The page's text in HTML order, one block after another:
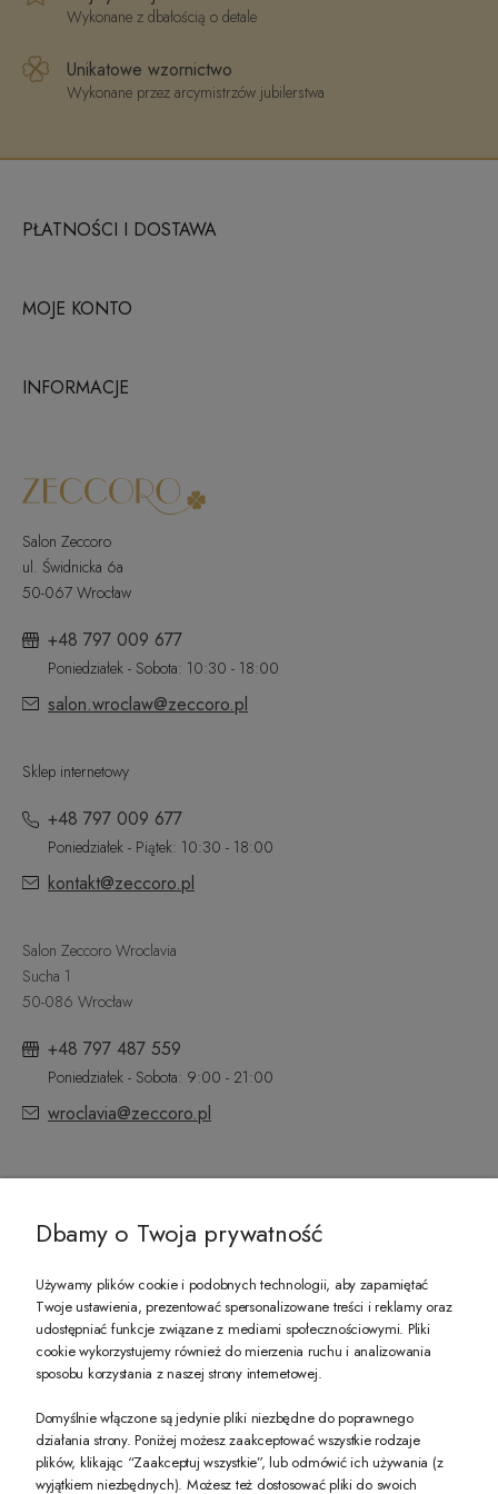
Wykonane z dbałością o detale
Unikatowe wzornictwo
Wykonane przez arcymistrzów jubilerstwa
PŁATNOŚCI I DOSTAWA
MOJE KONTO
INFORMACJE
Salon Zeccoro
ul. Świdnicka 6a
50-067 Wrocław
+48 797 009 677
Poniedziałek - Sobota: 10:30 - 18:00
salon.wroclaw@zeccoro.pl
Sklep internetowy
+48 797 009 677
Poniedziałek - Piątek: 10:30 - 18:00
kontakt@zeccoro.pl
Salon Zeccoro Wroclavia
Sucha 1
50-086 Wrocław
+48 797 487 559
Poniedziałek - Sobota: 9:00 - 21:00
wroclavia@zeccoro.pl
PREZENT DLA CIEBIE!
-10% na pierwsze zakupy na zeccoro.pl Gdy zapiszesz się do naszego
Twoje dane będą przetwarzane zgodnie z nasząpolityką prywatności
Dbamy o Twoja prywatność
Używamy plików cookie i podobnych technologii, aby zapamiętać
Twoje ustawienia, prezentować spersonalizowane treści i reklamy oraz
udostępniać funkcje związane z mediami społecznościowymi. Pliki
cookie wykorzystujemy również do mierzenia ruchu i analizowania
sposobu korzystania z naszej strony internetowej.
Domyślnie włączone są jedynie pliki niezbędne do poprawnego
działania strony. Poniżej możesz zaakceptować wszystkie rodzaje
plików, klikając “Zaakceptuj wszystkie”, lub odmówić ich używania (z
wyjątkiem niezbędnych). Możesz też dostosować pliki do swoich